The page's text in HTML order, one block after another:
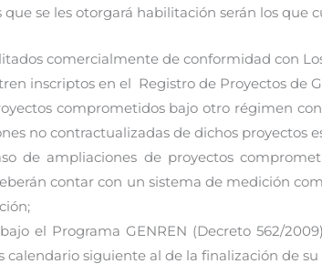
que se les otorgará habilitación serán los que
comercialmente de conformidad con
inscriptos en el Registro de Proyectos de
comprometidos bajo otro régimen
no contractualizadas de dichos proyectos
de ampliaciones de proyectos
contar con un sistema de medición
el Programa GENREN (Decreto 562/
calendario siguiente al de la finalización de